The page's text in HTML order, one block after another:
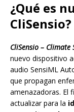
¿Qué es
CliSensio?
CliSensio –
nuevo dispositivo
audio SensiML
que propagan
amenazadoras. El
actualizar para la